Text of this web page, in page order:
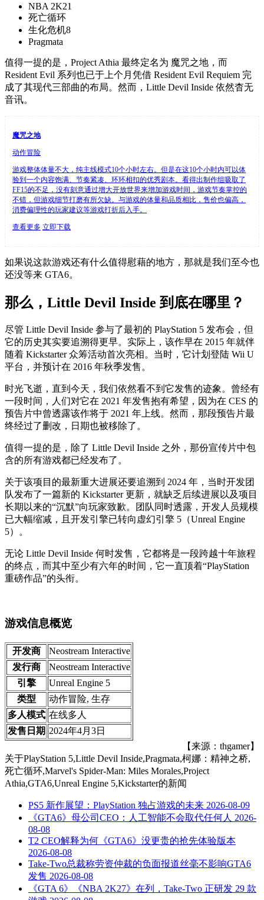
NBA 2K21
死亡循环
生化危机8
Pragmata
值得一提的是，Project Athia 最终定名为 魔咒之地，而
Resident Evil 系列也已于上个月凭借 Resident Evil Requiem 完
成了其现代三部曲的布局。然而，Little Devil Inside 依然杳无
音讯。
魔咒之地
动作冒险
游戏整体体量不大，纯主线模式10个小时左右。但是在这10个小时内可以体
验到一个内容饱满、节奏紧凑、环环相扣的优秀剧本。看得出制作组吸取了
FF15的不足，没有刻意通过增大开放世界来增加游戏时间，游戏节奏掌控的
不错，但游戏细节打磨有所欠缺。与游戏的体量和品质相比，售价也偏高，
消费偏理性的玩家建议等游戏打折后入手。
查看更多 立即下载
如果说这款游戏还有什么值得慰藉的地方，那就是我们至今也
还没等来 GTA6。
那么，Little Devil Inside 到底在哪里？
尽管 Little Devil Inside 参与了最初的 PlayStation 5 发布会，但
它的历史其实要追溯得更早。实际上，该作早在 2015 年就伴
随着 Kickstarter 众筹活动首次亮相。当时，它计划登陆 Wii U
平台，并预计在 2016 年秋季发售。
时光飞逝，直到今天，我们依然看不到它发售的迹象。曾经有
一段时间，人们对它在 2021 年发售抱有希望，因为在 CES 的
预告片中曾透露该作将于 2021 年上线。然而，那段预告片最
终经过了删改，日期也被移除了。
值得一提的是，除了 Little Devil Inside 之外，那份宣传片中包
含的所有游戏都已经发布了。
关于该项目的最新重大进展还要追溯到 2024 年，当时开发团
队发布了一篇新的 Kickstarter 更新，就缺乏后续进展以及项目
长期以来的“沉默”向玩家致歉。团队同时透露，开发人员规模
已大幅缩减，且开发引擎已转向虚幻引擎 5（Unreal Engine
5）。
无论 Little Devil Inside 何时发售，它都将是一段跨越十年旅程
的终点，而其中至少有六年的时间，它一直顶着“PlayStation
重磅作品”的头衔。
游戏信息概览
开发商
Neostream Interactive
发行商
Neostream Interactive
引擎
Unreal Engine 5
类型
动作冒险, 生存
多人模式 在线多人
发售日期 2024年4月3日
【来源：thgamer】
关于PlayStation 5,Little Devil Inside,Pragmata,柯娜：精神之桥,
死亡循环,Marvel's Spider-Man: Miles Morales,Project
Athia,GTA6,Unreal Engine 5,Kickstarter的新闻
PS5 新作展望：PlayStation 独占游戏的未来 2026-08-09
《GTA6》母公司CEO：人工智能不会取代任何人 2026-
08-08
T2 CEO解释为何《GTA6》没更贵的抢先体验版本
2026-08-08
Take-Two总裁称劳资仲裁的负面报道丝毫不影响GTA6
发售 2026-08-08
《GTA 6》《NBA 2K27》在列，Take-Two 正研发 29 款